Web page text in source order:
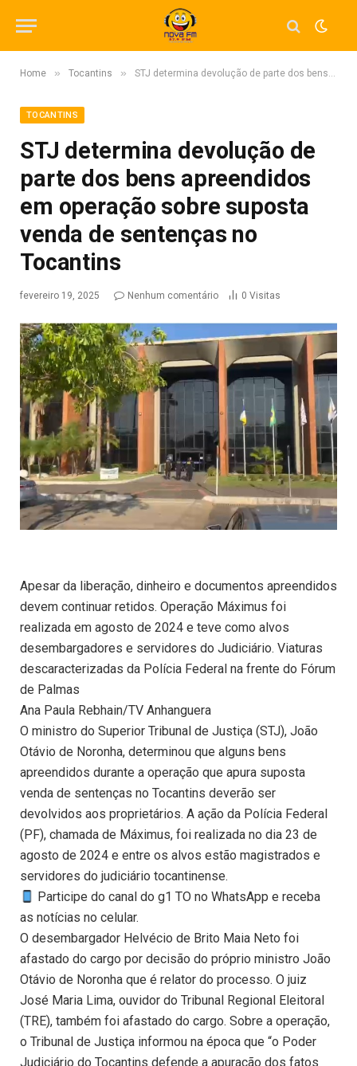
Home » Tocantins » STJ determina devolução de parte dos bens apreendidos em operação sobre suposta venda de sentenças no Tocantins
TOCANTINS
STJ determina devolução de
parte dos bens apreendidos
em operação sobre suposta
venda de sentenças no
Tocantins
fevereiro 19, 2025 Nenhum comentário 0 Visitas
Apesar da liberação, dinheiro e documentos apreendidos
devem continuar retidos. Operação Máximus foi
realizada em agosto de 2024 e teve como alvos
desembargadores e servidores do Judiciário. Viaturas
descaracterizadas da Polícia Federal na frente do Fórum
de Palmas
Ana Paula Rebhain/TV Anhanguera
O ministro do Superior Tribunal de Justiça (STJ), João
Otávio de Noronha, determinou que alguns bens
apreendidos durante a operação que apura suposta
venda de sentenças no Tocantins deverão ser
devolvidos aos proprietários. A ação da Polícia Federal
(PF), chamada de Máximus, foi realizada no dia 23 de
agosto de 2024 e entre os alvos estão magistrados e
servidores do judiciário tocantinense.
Participe do canal do g1 TO no WhatsApp e receba
as notícias no celular.
O desembargador Helvécio de Brito Maia Neto foi
afastado do cargo por decisão do próprio ministro João
Otávio de Noronha que é relator do processo. O juiz
José Maria Lima, ouvidor do Tribunal Regional Eleitoral
(TRE), também foi afastado do cargo. Sobre a operação,
o Tribunal de Justiça informou na época que “o Poder
Judiciário do Tocantins defende a apuração dos fatos